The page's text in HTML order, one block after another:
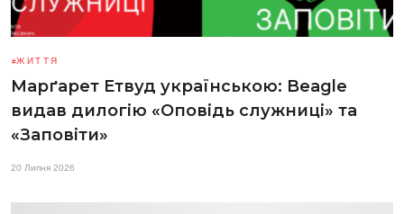
ЖИТТЯ
Марґарет Етвуд українською: Beagle
видав дилогію «Оповідь служниці» та
«Заповіти»
20 Липня 2026